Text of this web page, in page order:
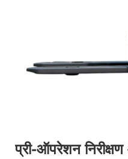
प्री-ऑपरेशन